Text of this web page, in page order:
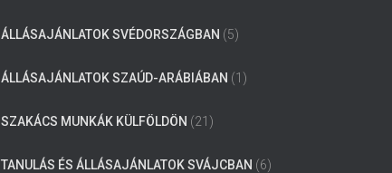
ÁLLÁSAJÁNLATOK SVÉDORSZÁGBAN (5)
ÁLLÁSAJÁNLATOK SZAÚD-ARÁBIÁBAN (1)
SZAKÁCS MUNKÁK KÜLFÖLDÖN (21)
TANULÁS ÉS ÁLLÁSAJÁNLATOK SVÁJCBAN (6)